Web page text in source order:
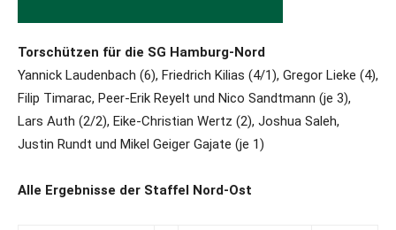
Torschützen für die SG Hamburg-Nord
Yannick Laudenbach (6), Friedrich Kilias (4/1), Gregor Lieke (4),
Filip Timarac, Peer-Erik Reyelt und Nico Sandtmann (je 3),
Lars Auth (2/2), Eike-Christian Wertz (2), Joshua Saleh,
Justin Rundt und Mikel Geiger Gajate (je 1)
Alle Ergebnisse der Staffel Nord-Ost